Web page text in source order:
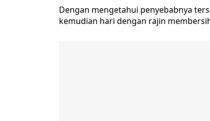
Dengan mengetahui penyebabnya
kemudian hari dengan rajin